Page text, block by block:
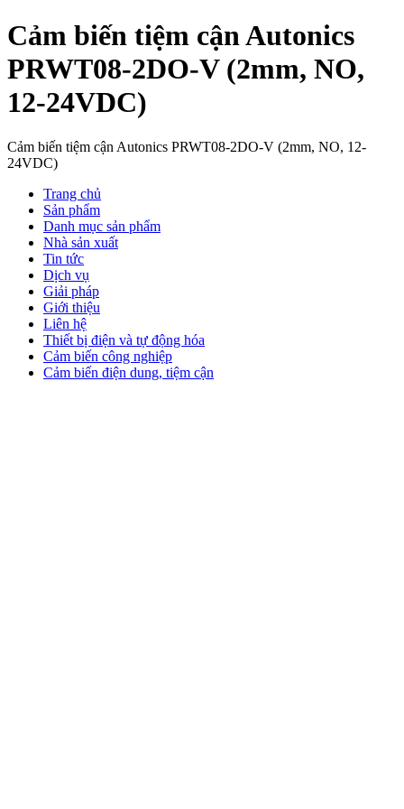
Cảm biến tiệm cận Autonics
PRWT08-2DO-V (2mm, NO,
12-24VDC)
Cảm biến tiệm cận Autonics PRWT08-2DO-V (2mm, NO, 12-
24VDC)
Trang chủ
Sản phẩm
Danh mục sản phẩm
Nhà sản xuất
Tin tức
Dịch vụ
Giải pháp
Giới thiệu
Liên hệ
Thiết bị điện và tự động hóa
Cảm biến công nghiệp
Cảm biến điện dung, tiệm cận